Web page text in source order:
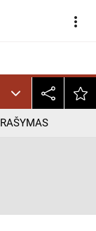
more_vert